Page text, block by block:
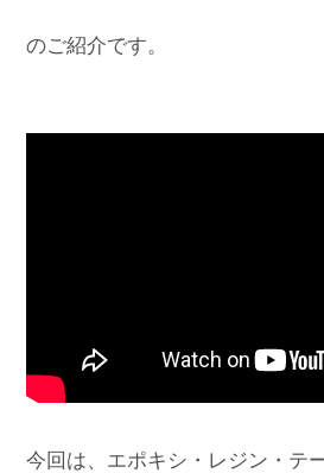
のご紹介です。
今回は、エポキシ・レジン・テ